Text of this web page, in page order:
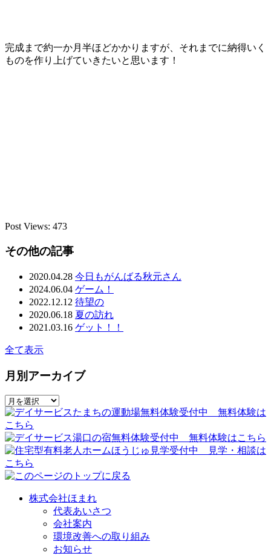
完成まで約一か月半ほどかかりますが、それまでに納得いく
ものを作り上げていきたいと思います！
Post Views: 473
その他の記事
2020.04.28 今日もがんばる秋元さん
2024.06.04 ゲーム！
2022.12.12 待望の
2020.06.18 夏の訪れ
2021.03.16 ゲット！！
全て表示
月別アーカイブ
株式会社ほまれ
代表あいさつ
会社案内
環境改善への取り組み
お知らせ